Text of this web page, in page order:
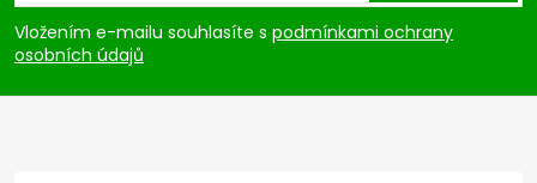
p
a
Vložením e-mailu souhlasíte s podmínkami ochrany
osobních údajů